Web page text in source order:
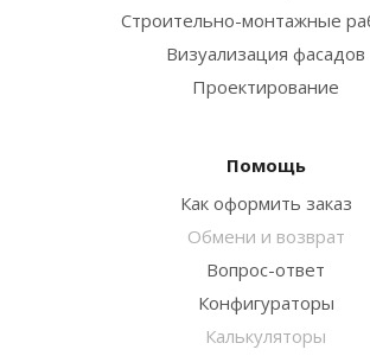
Строительно-монтажные
Визуализация фасадов
Проектирование
Помощь
Как оформить заказ
Обмени и возврат
Вопрос-ответ
Конфигураторы
Калькуляторы